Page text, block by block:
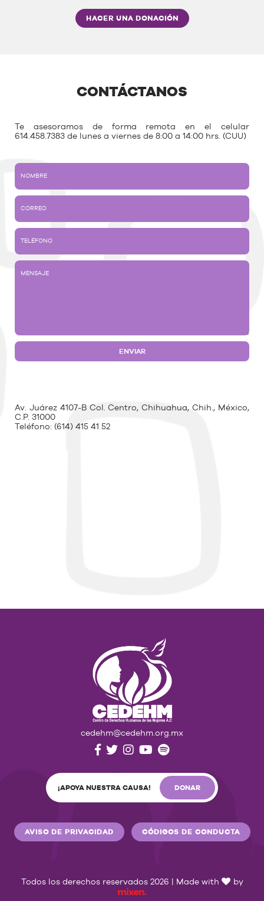
HACER UNA DONACIÓN
CONTÁCTANOS
Te asesoramos de forma remota en el celular
614.458.7383 de lunes a viernes de 8:00 a 14:00 hrs. (CUU)
Av. Juárez 4107-B Col. Centro, Chihuahua, Chih., México,
C.P. 31000
Teléfono: (614) 415 41 52
cedehm@cedehm.org.mx
¡APOYA NUESTRA CAUSA! DONAR
AVISO DE PRIVACIDAD CÓDIGOS DE CONDUCTA
Todos los derechos reservados 2026 | Made with by